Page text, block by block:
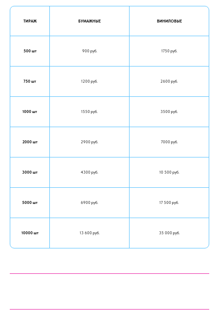
ТИРАЖ БУМАЖНЫЕ ВИНИЛОВЫЕ
500 шт 900 руб. 1750 руб.
750 шт 1200 руб. 2600 руб.
1000 шт 1550 руб. 3500 руб.
2000 шт 2900 руб. 7000 руб.
3000 шт 4300 руб. 10 500 руб.
5000 шт 6900 руб. 17 500 руб.
10000 шт 13 600 руб. 35 000 руб.